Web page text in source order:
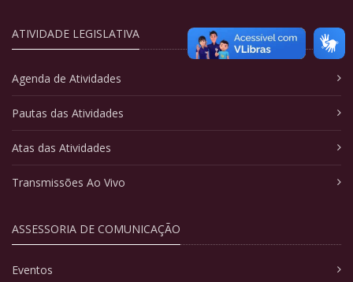
ATIVIDADE LEGISLATIVA
Agenda de Atividades
Pautas das Atividades
Atas das Atividades
Transmissões Ao Vivo
ASSESSORIA DE COMUNICAÇÃO
Eventos